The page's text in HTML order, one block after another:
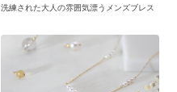
洗練された大人の雰囲気漂うメンズブレス